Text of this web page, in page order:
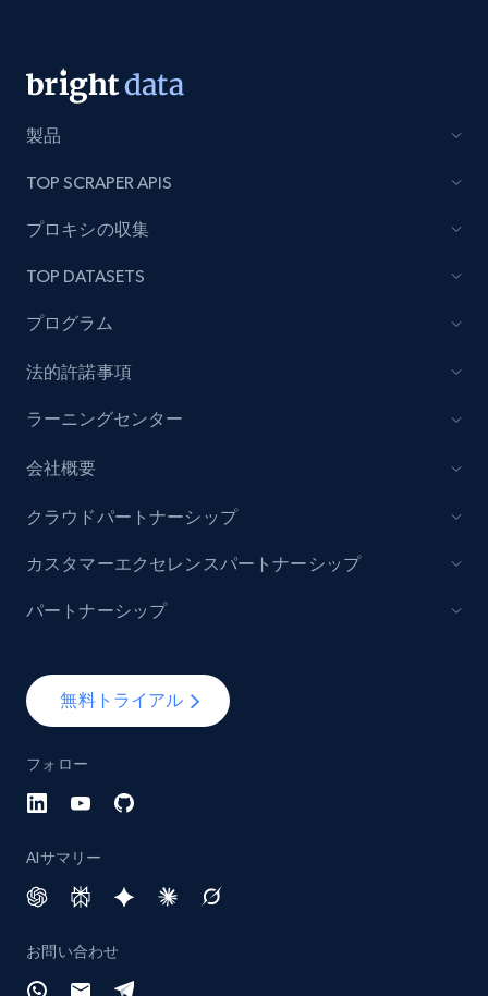
製品
TOP SCRAPER APIS
プロキシの収集
TOP DATASETS
プログラム
法的許諾事項
ラーニングセンター
会社概要
無料トライアル
フォロー
AIサマリー
お問い合わせ
クラウドパートナーシップ
カスタマーエクセレンスパートナーシップ
パートナーシップ